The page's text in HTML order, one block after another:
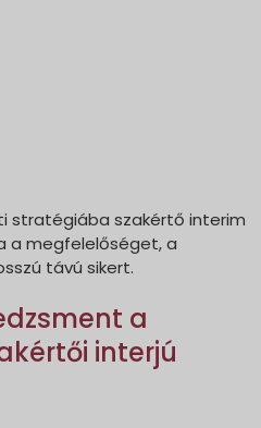
stratégiába szakértő interim
a megfelelőséget, a
távú sikert.
a
interjú